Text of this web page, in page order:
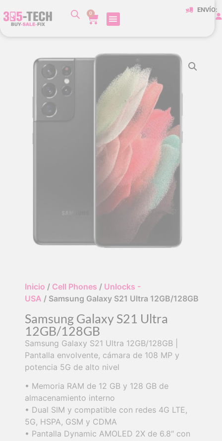
0 ENVÍO:
Inicio / Cell Phones / Unlocks -
USA / Samsung Galaxy S21 Ultra 12GB/128GB
Samsung Galaxy S21 Ultra
12GB/128GB
Samsung Galaxy S21 Ultra 12GB/128GB |
Pantalla envolvente, cámara de 108 MP y
potencia 5G de alto nivel
• Memoria RAM de 12 GB y 128 GB de
almacenamiento interno
• Dual SIM y compatible con redes 4G LTE,
5G, HSPA, GSM y CDMA
• Pantalla Dynamic AMOLED 2X de 6.8″ con